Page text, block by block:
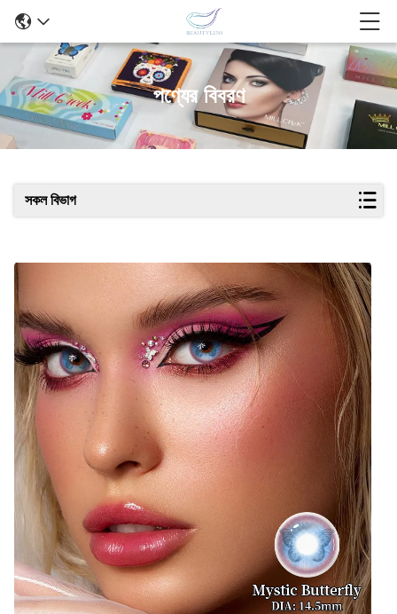
পণ্যের বিবরণ
সকল বিভাগ